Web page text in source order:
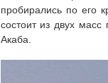
пробирались по его
состоит из двух
Акаба.